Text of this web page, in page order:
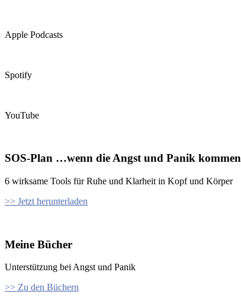
Apple Podcasts
Spotify
YouTube
SOS-Plan …wenn die Angst und Panik kommen
6 wirksame Tools für Ruhe und Klarheit in Kopf und Körper
>> Jetzt herunterladen
Meine Bücher
Unterstützung bei Angst und Panik
>> Zu den Büchern